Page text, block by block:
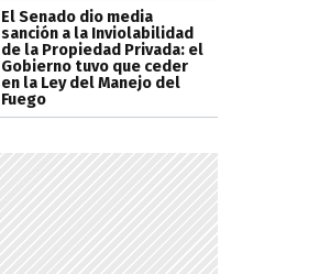
El Senado dio media
sanción a la Inviolabilidad
de la Propiedad Privada: el
Gobierno tuvo que ceder
en la Ley del Manejo del
Fuego